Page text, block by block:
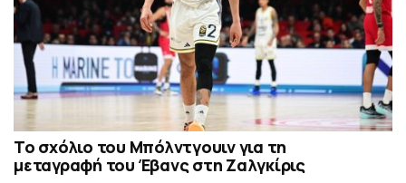
Το σχόλιο του Μπόλντγουιν για τη
μεταγραφή του Έβανς στη Ζαλγκίρις